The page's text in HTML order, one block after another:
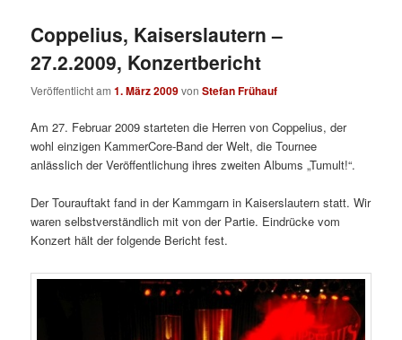
Coppelius, Kaiserslautern –
27.2.2009, Konzertbericht
Veröffentlicht am1. März 2009vonStefan Frühauf
Am 27. Februar 2009 starteten die Herren von Coppelius, der
wohl einzigen KammerCore-Band der Welt, die Tournee
anlässlich der Veröffentlichung ihres zweiten Albums „Tumult!“.
Der Tourauftakt fand in der Kammgarn in Kaiserslautern statt. Wir
waren selbstverständlich mit von der Partie. Eindrücke vom
Konzert hält der folgende Bericht fest.